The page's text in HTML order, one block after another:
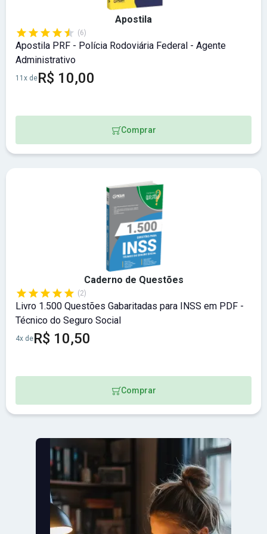
Apostila
(6)
Apostila PRF - Polícia Rodoviária Federal - Agente
Administrativo
11x deR$ 10,00
Comprar
Caderno de Questões
(2)
Livro 1.500 Questões Gabaritadas para INSS em PDF -
Técnico do Seguro Social
4x deR$ 10,50
Comprar